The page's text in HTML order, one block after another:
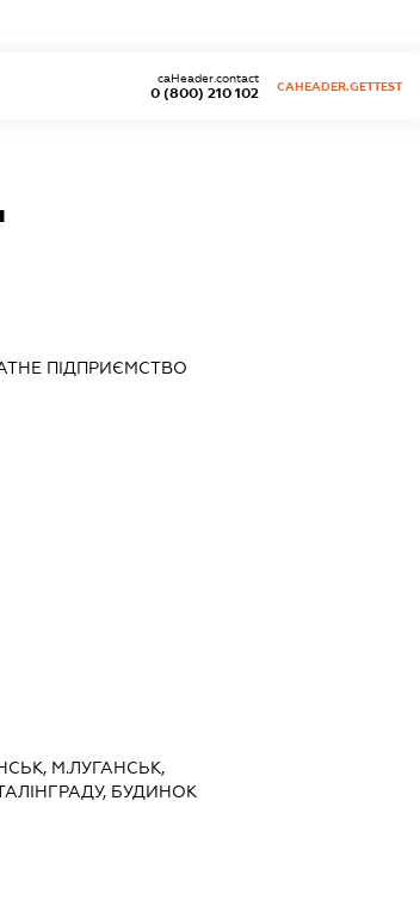
0 (800) 210 102
caHeader.contact
CAHEADER.GETTEST
ПІДПРИЄМСТВО
М.ЛУГАНСЬК,
БУДИНОК